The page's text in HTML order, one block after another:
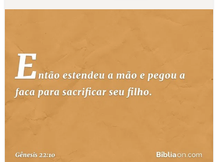
10 MANDAMENTOS
ESTUDOS BÍBLICOS
ESBOÇOS DE PREGAÇÃO
PERGUNTE À BÍBLIA